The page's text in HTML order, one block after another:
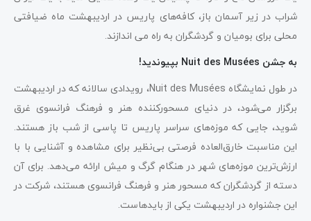
شراب در زیر آسمان باز، کافه‌های پاریس در اردیبهشت ماه ضیافتی
محلی برای بومیان و گردشگران به راه می اندازند.
به جشن Nuit des Musées بپیوندید!
در طول نمایشگاه Nuit des Musées، رویدادی سالانه که در اردیبهشت
برگزار می‌شود، در دنیای مسحورکننده هنر و فرهنگ فرانسوی غرق
شوید، جایی که موزه‌های سراسر پاریس تا پاسی از شب باز هستند.
این مناسبت خارق‌العاده فرصتی بی‌نظیر برای مشاهده و آشنایی با با
ارزش‌ترین موزه‌های شهر در هنگام گرگ و میش ارائه می‌دهد. برای آن
دسته از گردشگران که مسحور هنر و فرهنگ فرانسوی هستند، شرکت در
این جشنواره در اردیبهشت یکی از بایدهاست.